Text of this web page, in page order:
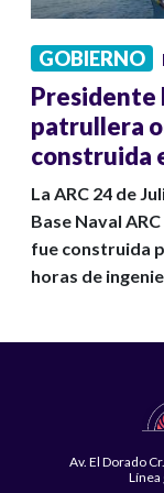
GOBIERNO
Presidente
patrullera
construida
La ARC 24 de
Base Naval
fue construida
horas de
Av. El Dorado
Línea